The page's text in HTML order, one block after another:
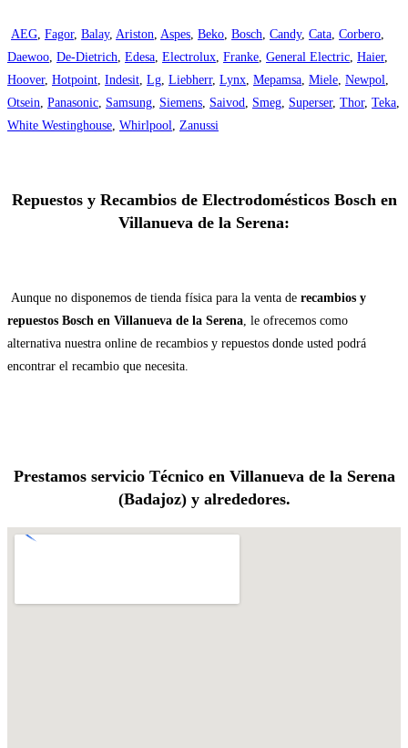
AEG, Fagor, Balay, Ariston, Aspes, Beko, Bosch, Candy, Cata, Corbero,
Daewoo, De-Dietrich, Edesa, Electrolux, Franke, General Electric, Haier,
Hoover, Hotpoint, Indesit, Lg, Liebherr, Lynx, Mepamsa, Miele, Newpol,
Otsein, Panasonic, Samsung, Siemens, Saivod, Smeg, Superser, Thor, Teka,
White Westinghouse, Whirlpool, Zanussi
Repuestos y Recambios de Electrodomésticos Bosch en
Villanueva de la Serena:
Aunque no disponemos de tienda física para la venta de recambios y
repuestos Bosch en Villanueva de la Serena, le ofrecemos como
alternativa nuestra online de recambios y repuestos donde usted podrá
encontrar el recambio que necesita.
Prestamos servicio Técnico en Villanueva de la Serena
(Badajoz) y alrededores.